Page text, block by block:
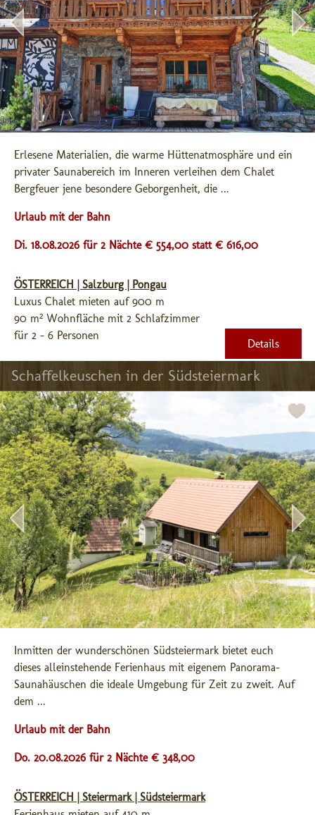
Erlesene Materialien, die warme Hüttenatmosphäre und ein
privater Saunabereich im Inneren verleihen dem Chalet
Bergfeuer jene besondere Geborgenheit, die ...
Urlaub mit der Bahn
Di. 18.08.2026 für 2 Nächte € 554,00 statt € 616,00
ÖSTERREICH | Salzburg | Pongau
Luxus Chalet mieten auf 900 m
90 m² Wohnfläche mit 2 Schlafzimmer
für 2 - 6 Personen
Details
Schaffelkeuschen in der Südsteiermark
Inmitten der wunderschönen Südsteiermark bietet euch
dieses alleinstehende Ferienhaus mit eigenem Panorama-
Saunahäuschen die ideale Umgebung für Zeit zu zweit. Auf
dem ...
Urlaub mit der Bahn
Do. 20.08.2026 für 2 Nächte € 348,00
ÖSTERREICH | Steiermark | Südsteiermark